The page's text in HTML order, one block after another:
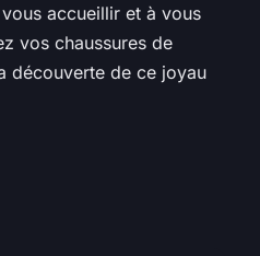
accueillir et à vous
vos chaussures de
découverte de ce joyau